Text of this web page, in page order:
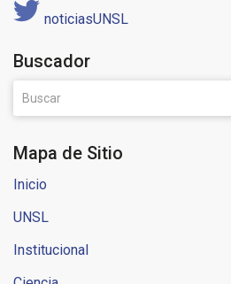
noticiasUNSL
Buscador
Mapa de Sitio
Inicio
UNSL
Institucional